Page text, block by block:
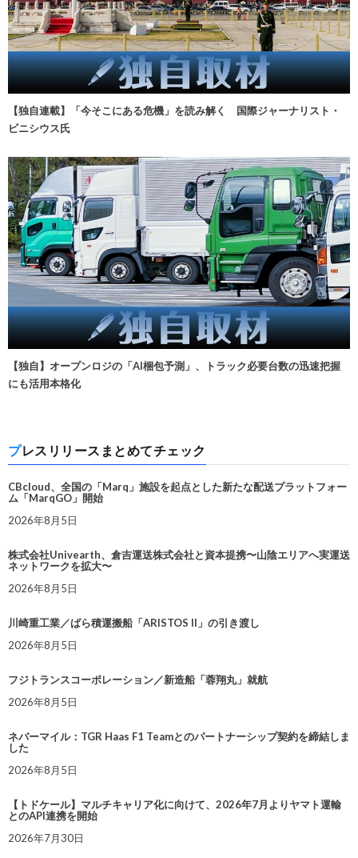
【独自連載】「今そこにある危機」を読み解く 国際ジャーナリスト・
ビニシウス氏
【独自】オープンロジの「AI梱包予測」、トラック必要台数の迅速把握
にも活用本格化
プレスリリースまとめてチェック
CBcloud、全国の「Marq」施設を起点とした新たな配送プラットフォー
ム「MarqGO」開始
2026年8月5日
株式会社Univearth、倉吉運送株式会社と資本提携〜山陰エリアへ実運送
ネットワークを拡大〜
2026年8月5日
川崎重工業／ばら積運搬船「ARISTOS II」の引き渡し
2026年8月5日
フジトランスコーポレーション／新造船「蓉翔丸」就航
2026年8月5日
ネバーマイル：TGR Haas F1 Teamとのパートナーシップ契約を締結しま
した
2026年8月5日
【トドケール】マルチキャリア化に向けて、2026年7月よりヤマト運輸
とのAPI連携を開始
2026年7月30日